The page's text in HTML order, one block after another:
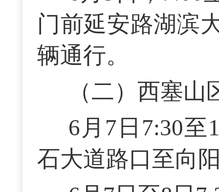
门前延安路湖滨
辆通行。
（二）西塞山
6月7日7:30至
石大道路口至向